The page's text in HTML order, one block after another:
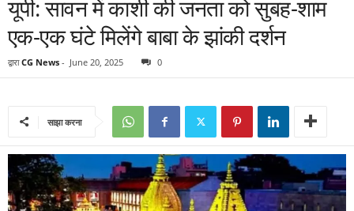
यूपी: सावन में काशी की जनता को सुबह-शाम
एक-एक घंटे मिलेंगे बाबा के झांकी दर्शन
द्वारा CG News - June 20, 2025 0
साझा करना